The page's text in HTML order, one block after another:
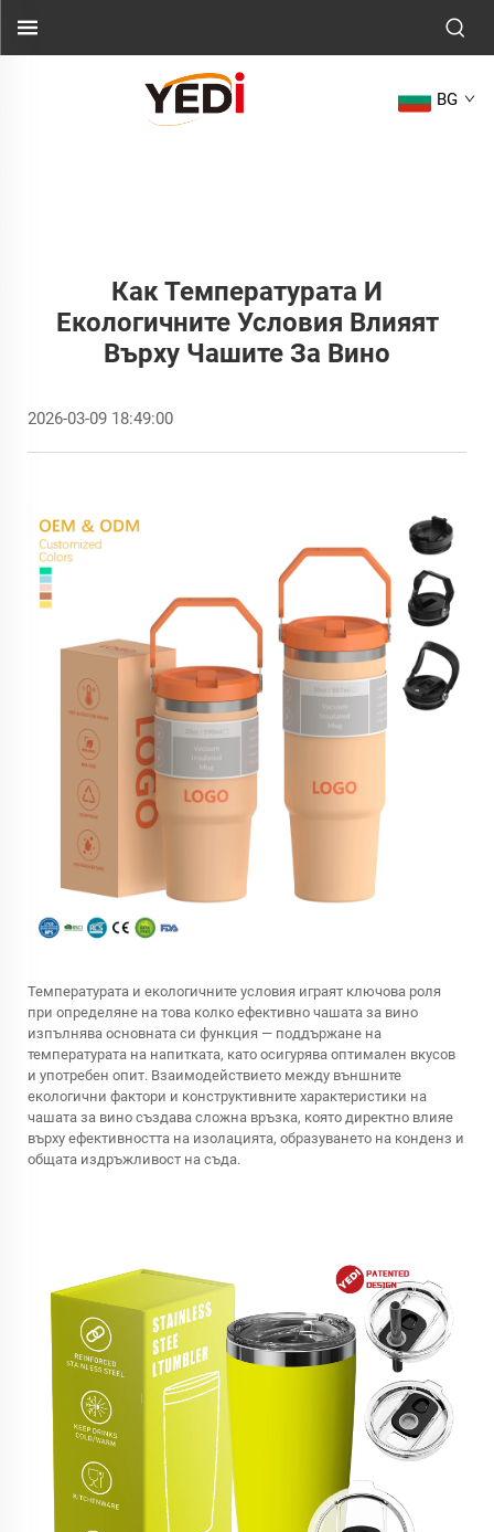
BG
Как Температурата И
Екологичните Условия Влияят
Върху Чашите За Вино
2026-03-09 18:49:00
Температурата и екологичните условия играят ключова роля
при определяне на това колко ефективно чашата за вино
изпълнява основната си функция — поддържане на
температурата на напитката, като осигурява оптимален вкусов
и употребен опит. Взаимодействието между външните
екологични фактори и конструктивните характеристики на
чашата за вино създава сложна връзка, която директно влияе
върху ефективността на изолацията, образуването на конденз и
общата издръжливост на съда.